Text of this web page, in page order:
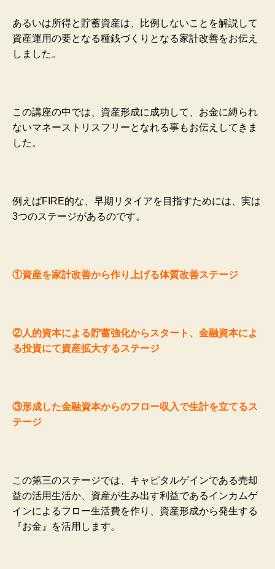
あるいは所得と貯蓄資産は、比例しないことを解説して
資産運用の要となる種銭づくりとなる家計改善をお伝え
しました。
この講座の中では、資産形成に成功して、お金に縛られ
ないマネーストリスフリーとなれる事もお伝えしてきま
した。
例えばFIRE的な、早期リタイアを目指すためには、実は
3つのステージがあるのです。
①資産を家計改善から作り上げる体質改善ステージ
②人的資本による貯蓄強化からスタート、金融資本によ
る投資にて資産拡大するステージ
③形成した金融資本からのフロー収入で生計を立てるス
テージ
この第三のステージでは、キャピタルゲインである売却
益の活用生活か、資産が生み出す利益であるインカムゲ
インによるフロー生活費を作り、資産形成から発生する
『お金』を活用します。